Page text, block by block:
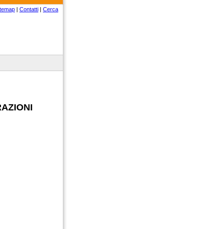
| Contatti | Cerca